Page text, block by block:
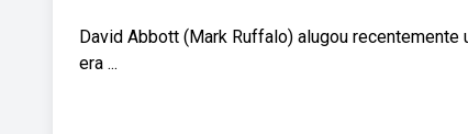
David Abbott (Mark Ruffalo) alugou
era ...